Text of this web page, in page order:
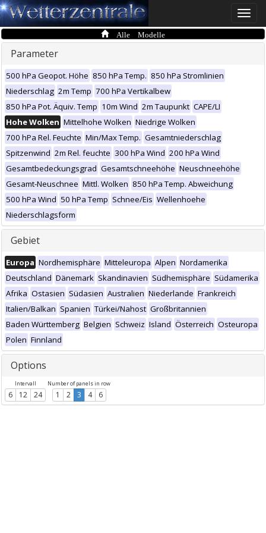
Toggle
Alle Modelle
Parameter
500 hPa Geopot. Höhe 850 hPa Temp. 850 hPa Stromlinien
Niederschlag 2m Temp 700 hPa Vertikalbew
850 hPa Pot. Äquiv. Temp 10m Wind 2m Taupunkt CAPE/LI
Hohe Wolken Mittelhohe Wolken Niedrige Wolken
700 hPa Rel. Feuchte Min/Max Temp. Gesamtniederschlag
Spitzenwind 2m Rel. feuchte 300 hPa Wind 200 hPa Wind
Gesamtbedeckungsgrad Gesamtschneehöhe Neuschneehöhe
Gesamt-Neuschnee Mittl. Wolken 850 hPa Temp. Abweichung
500 hPa Wind 50 hPa Temp Schnee/Eis Wellenhoehe
Niederschlagsform
Gebiet
Europa Nordhemisphäre Mitteleuropa Alpen Nordamerika
Deutschland Dänemark Skandinavien Südhemisphäre Südamerika
Afrika Ostasien Südasien Australien Niederlande Frankreich
Italien/Balkan Spanien Türkei/Nahost Großbritannien
Baden Württemberg Belgien Schweiz Island Österreich Osteuropa
Polen Finnland
Options
Intervall
6 12 24
Number of panels in row
1 2 3 4 6